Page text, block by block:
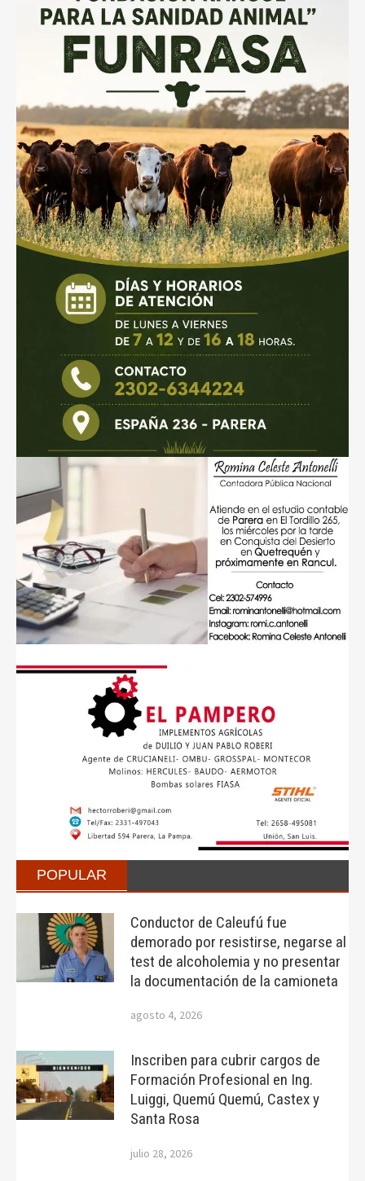
POPULAR
Conductor de Caleufú fue
demorado por resistirse, negarse al
test de alcoholemia y no presentar
la documentación de la camioneta
agosto 4, 2026
Inscriben para cubrir cargos de
Formación Profesional en Ing.
Luiggi, Quemú Quemú, Castex y
Santa Rosa
julio 28, 2026